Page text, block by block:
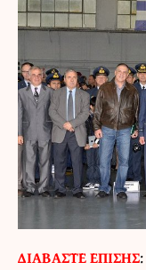
ΔΙΑΒΑΣΤΕ ΕΠΙΣΗΣ: